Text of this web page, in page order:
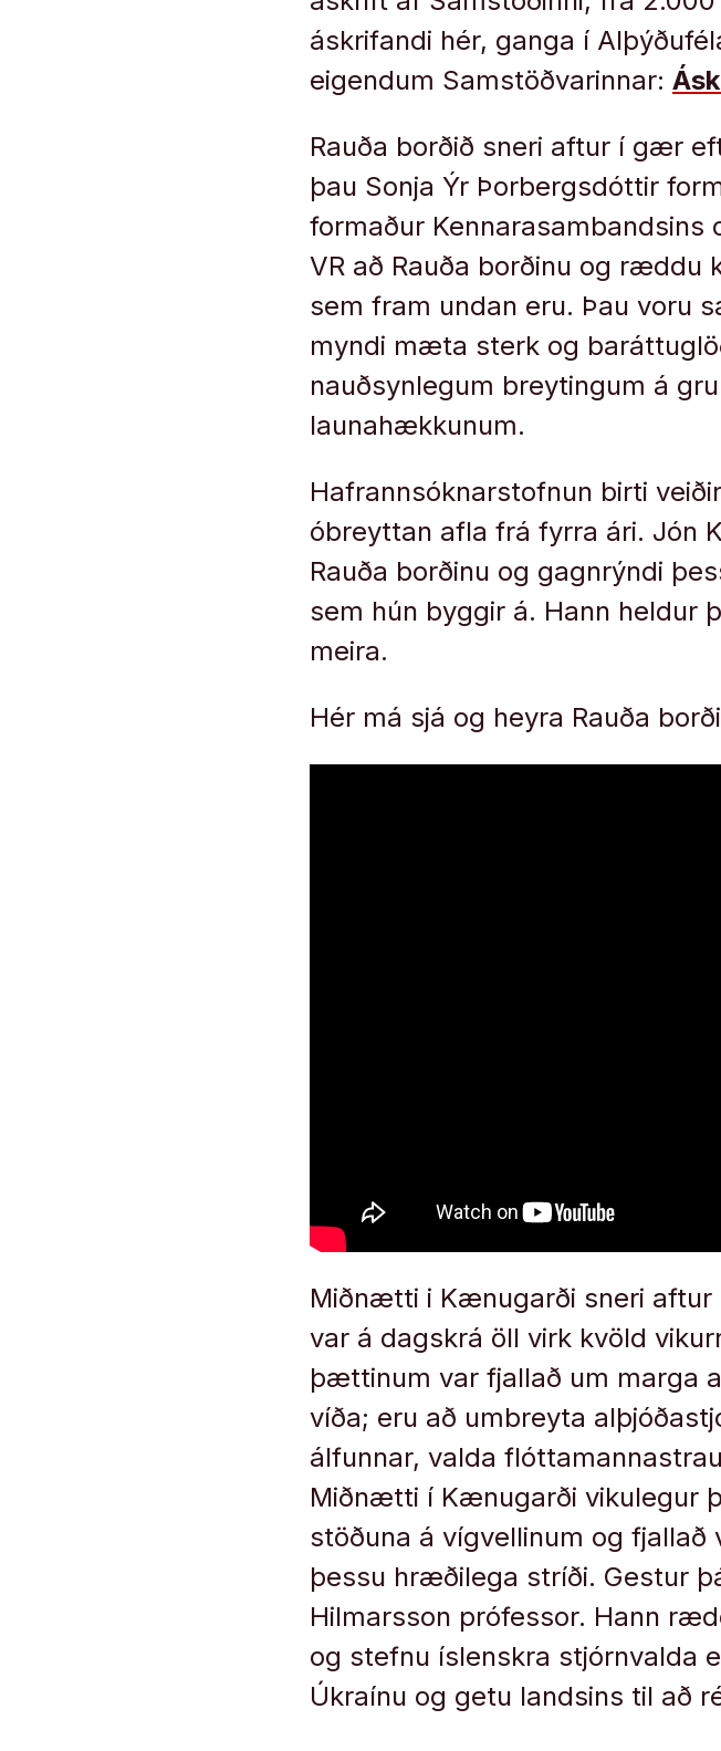
áskrifandi hér, ganga í
eigendum Samstöðvarinnar:
Rauða borðið sneri aftur í gær
þau Sonja Ýr Þorbergsdóttir
formaður Kennarasambandsins
VR að Rauða borðinu og ræddu
sem fram undan eru. Þau voru
myndi mæta sterk og
nauðsynlegum breytingum á
launahækkunum.
Hafrannsóknarstofnun birti
óbreyttan afla frá fyrra ári. Jón
Rauða borðinu og gagnrýndi
sem hún byggir á. Hann
meira.
Hér má sjá og heyra Rauða
Miðnætti i Kænugarði sneri
var á dagskrá öll virk kvöld
þættinum var fjallað um marga
víða; eru að umbreyta
álfunnar, valda
Miðnætti í Kænugarði vikulegur
stöðuna á vígvellinum og
þessu hræðilega stríði. Gestur
Hilmarsson prófessor. Hann
og stefnu íslenskra stjórnvalda
Úkraínu og getu landsins til að